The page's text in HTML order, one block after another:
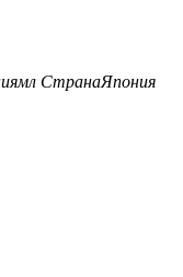
мл СтранаЯпония